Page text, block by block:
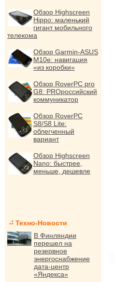
Обзор Highscreen
Hippo: маленький
гигант мобильного
телекома
Обзор Garmin-ASUS
M10e: навигация
«из коробки»
Обзор RoverPC pro
G8: PROроссийский
коммуникатор
Обзор RoverPC
S8/S8 Lite:
облегченный
вариант
Обзор Highscreen
Nano: быстрее,
меньше, дешевле
Техно-Новости
В Финляндии
перешел на
резервное
энергоснабжение
дата-центр
«Яндекса»